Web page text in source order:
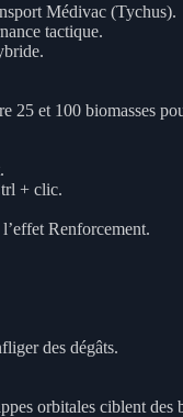
Médivac (Tychus).
tactique.
et 100 biomasses
+ clic.
Renforcement.
des dégâts.
orbitales ciblent des